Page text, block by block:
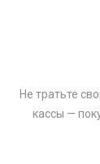
Не тратьте
кассы —